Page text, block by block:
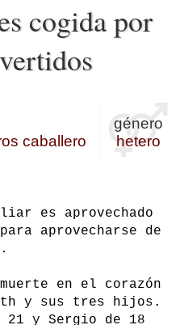
cogida por
caballero
género
hetero
es aprovechado
aprovecharse de
en el corazón
y sus tres hijos.
21 y Sergio de 18